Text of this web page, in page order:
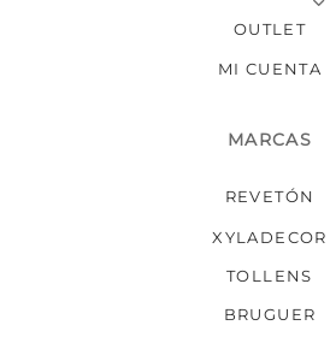
OUTLET
MI CUENTA
MARCAS
REVETÓN
XYLADECOR
TOLLENS
BRUGUER